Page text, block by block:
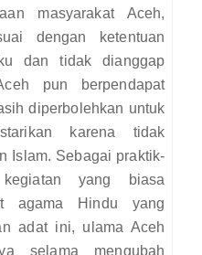
masyarakat Aceh,
dengan ketentuan
dan tidak dianggap
pun berpendapat
diperbolehkan untuk
karena tidak
Islam. Sebagai praktik-
yang biasa
agama Hindu yang
adat ini, ulama Aceh
selama mengubah